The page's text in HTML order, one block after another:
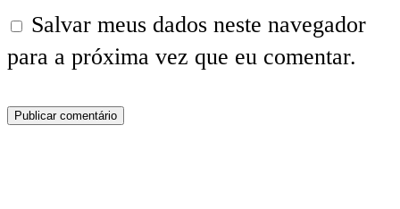
Salvar meus dados neste navegador
para a próxima vez que eu comentar.